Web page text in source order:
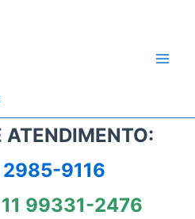
ATENDIMENTO:
2985-9116
11 99331-2476